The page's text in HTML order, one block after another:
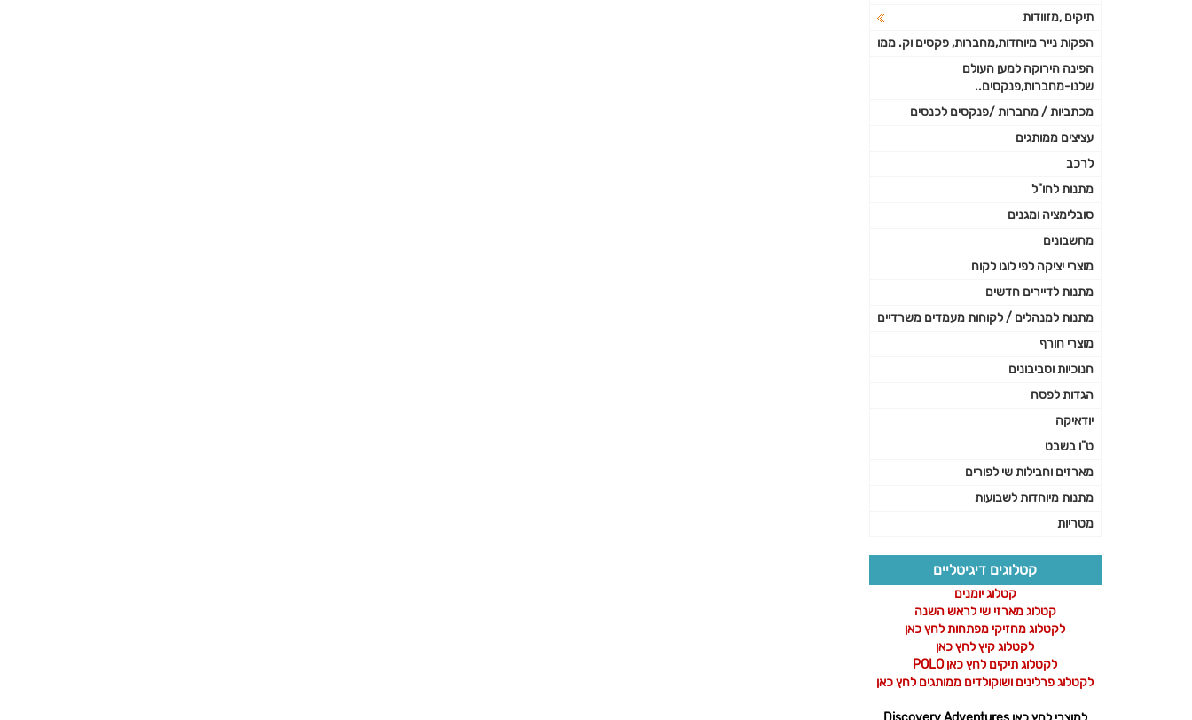
תיקים ,מזוודות
הפקות נייר מיוחדות,מחברות, פקסים וק. ממו
הפינה הירוקה למען העולם
שלנו-מחברות,פנקסים..
מכתביות / מחברות /פנקסים לכנסים
עציצים ממותגים
לרכב
מתנות לחו"ל
סובלימציה ומגנים
מחשבונים
מוצרי יציקה לפי לוגו לקוח
מתנות לדיירים חדשים
מתנות למנהלים / לקוחות מעמדים משרדיים
מוצרי חורף
חנוכיות וסביבונים
הגדות לפסח
יודאיקה
ט"ו בשבט
מארזים וחבילות שי לפורים
מתנות מיוחדות לשבועות
מטריות
קטלוגים דיגיטליים
קטלוג יומנים
קטלוג מארזי שי לראש השנה
לקטלוג מחזיקי מפתחות לחץ כאן
לקטלוג קיץ לחץ כאן
לקטלוג תיקים לחץ כאן POLO
לקטלוג פרלינים ושוקולדים ממותגים לחץ כאן